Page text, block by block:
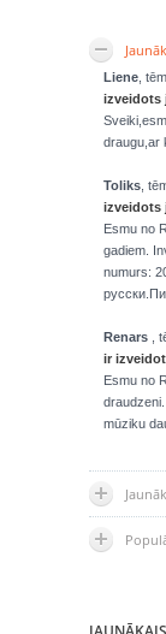
Liene ,
izveidots
draugu,ar
Toliks ,
izveidots
Esmu no
gadiem.
numurs:
Renars ,
ir
Esmu no
mūziku